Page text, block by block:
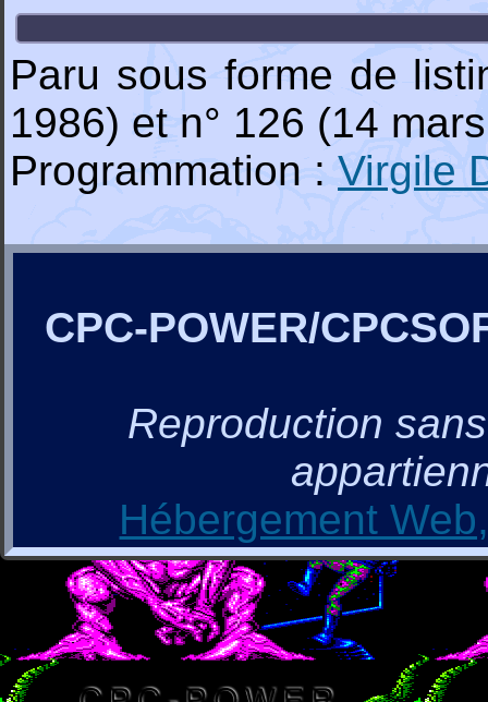
Paru sous forme de
1986) et n° 126 (14
Programmation : Virgile
CPC-POWER/
Reproduction
Hébergement